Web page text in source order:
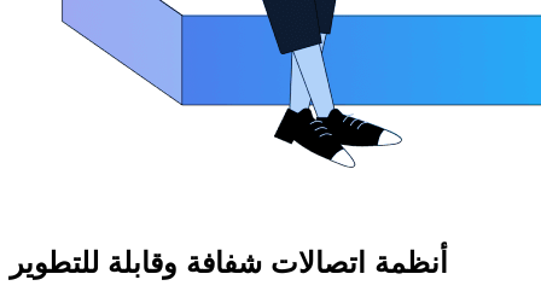
أنظمة اتصالات شفافة وقابلة للتطوير